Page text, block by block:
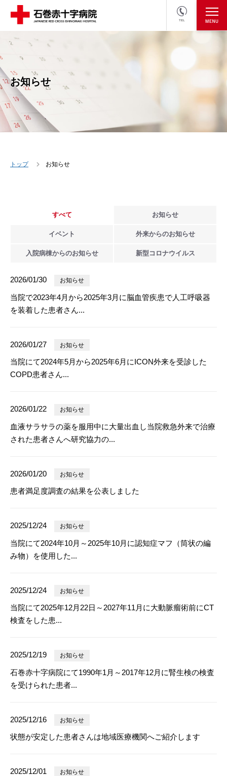
TEL
医療関係者の方
お知らせ
トップ お知らせ
すべて お知らせ
イベント 外来からのお知らせ
入院病棟からのお知らせ 新型 コロナウイルス
2026/01/30 お知らせ
当院で2023年4月から2025年3月に脳血管疾患で人工呼吸器
を装着した患者さん...
2026/01/27 お知らせ
当院にて2024年5月から2025年6月にICON外来を受診した
COPD患者さん...
2026/01/22 お知らせ
血液サラサラの薬を服用中に大量出血し当院救急外来で治療
された患者さんへ研究協力の...
2026/01/20 お知らせ
患者満足度調査の結果を公表しました
2025/12/24 お知らせ
当院にて2024年10月～2025年10月に認知症マフ（筒状の編
み物）を使用した...
2025/12/24 お知らせ
当院にて2025年12月22日～2027年11月に大動脈瘤術前にCT
検査をした患...
2025/12/19 お知らせ
石巻赤十字病院にて1990年1月～2017年12月に腎生検の検査
を受けられた患者...
2025/12/16 お知らせ
状態が安定した患者さんは地域医療機関へご紹介します
2025/12/01 お知らせ